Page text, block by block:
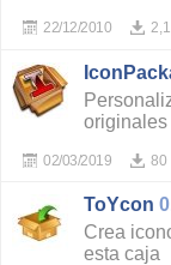
22/12/2010
80
02/03/2019
ToYcon
Crea
esta caja